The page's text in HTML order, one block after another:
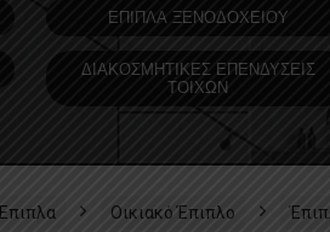
ΕΠΙΠΛΑ ΞΕΝΟΔOΧΕΙΟΥ
ΔΙΑΚΟΣΜΗΤΙΚΕΣ ΕΠΕΝΔΥΣΕΙΣ
ΤΟΙΧΩΝ
Έπιπλα Οικιακό Έπιπλο